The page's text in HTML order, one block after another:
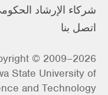
شركاء الإرشاد
اتصل بنا
© 2009–2026
State University of
and Technology